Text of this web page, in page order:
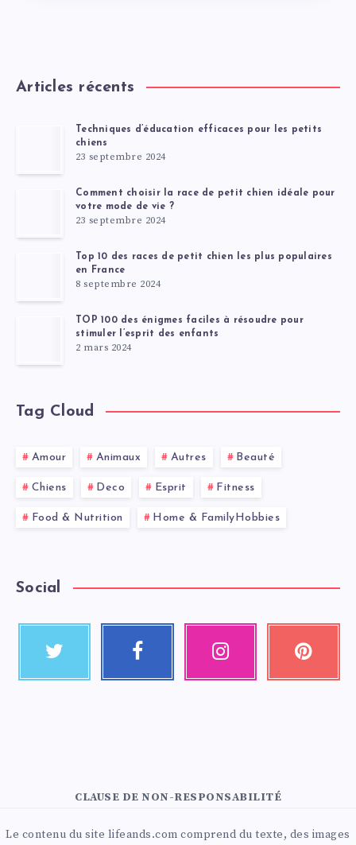
Articles récents
Techniques d’éducation efficaces pour les petits
chiens
23 septembre 2024
Comment choisir la race de petit chien idéale pour
votre mode de vie ?
23 septembre 2024
Top 10 des races de petit chien les plus populaires
en France
8 septembre 2024
TOP 100 des énigmes faciles à résoudre pour
stimuler l’esprit des enfants
2 mars 2024
Tag Cloud
Amour Animaux Autres Beauté
Chiens Deco Esprit Fitness
Food & Nutrition Home & FamilyHobbies
Social
CLAUSE DE NON-RESPONSABILITÉ
Le contenu du site lifeands.com comprend du texte, des images